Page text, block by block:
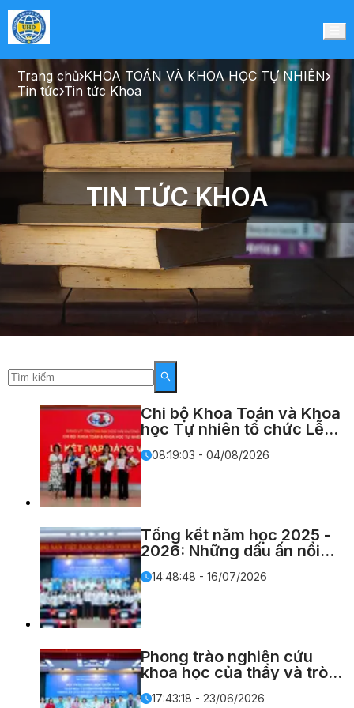
TIN TỨC KHOA
Trang chủ KHOA TOÁN VÀ KHOA HỌC TỰ NHIÊN
Tin tức Tin tức Khoa
Chi bộ Khoa Toán và Khoa
học Tự nhiên tổ chức Lễ
kết nạp Đảng viên mới
trước thềm năm học 2026
08:19:03 - 04/08/2026
Tổng kết năm học 2025 -
2026: Những dấu ấn nổi
bật của Khoa Toán & Khoa
học Tự nhiên
14:48:48 - 16/07/2026
Phong trào nghiên cứu
khoa học của thầy và trò
tại khoa Toán và Khoa học
tự nhiên
17:43:18 - 23/06/2026